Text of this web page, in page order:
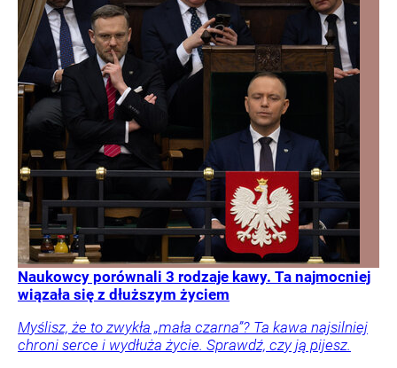
Naukowcy porównali 3 rodzaje kawy. Ta najmocniej
wiązała się z dłuższym życiem
Myślisz, że to zwykła „mała czarna”? Ta kawa najsilniej
chroni serce i wydłuża życie. Sprawdź, czy ją pijesz.